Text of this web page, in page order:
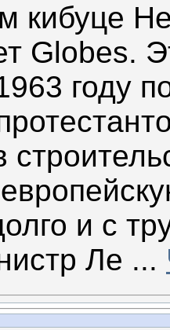
кибуце
Globes.
году
и с
Ле ...